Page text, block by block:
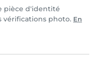
pièce d'identité
vérifications photo. En